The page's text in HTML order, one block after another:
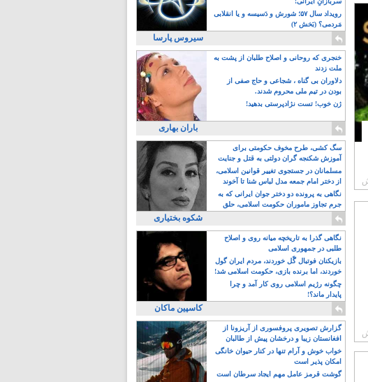
رویداد سال ۵۷؛ شورش و دَسیسه و یا انقلابی
مَردمی؟ (بَخش ۲)
سیروس پارسا
خنجری که روحانی و اصلاح طلبان از پشت به
ملت زدند
دلاوران بی گناه ، شجاعی و حاج صفی از
بودن در تیم ملی محروم شدند.
ژن خوب! تست نژادپرستی بدهید!
باران بهاری
سگ کشی، طرح مخوف حکومتی برای
آموزش شکنجه گران دولتی به قتل و جنایت
بیشتر
مسلمانان در جستجوی تغییر قوانین اسلامی،
از دختر امام جمعه مدل لباس شنا تا آخوند
مسلمان همجنسگرا!
نگاهی به پرونده دو دختر جوان ایرانی که به
جرم تجاوز ماموران حکومت اسلامی، حلق
آویز شدند!
شکوه بختیاری
نگاهی گذرا به تاریخچه میانه روی و اصلاح
طلبی در جمهوری اسلامی
بازیکنان فوتبال گًل خوردند، مردم ایران گول
خوردند، اما برنده بازی، حکومت اسلامی شد!
چگونه رژیم اسلامی روی کار آمد و چرا
پایدار ماند؟!
کاسپین ماکان
گزارش تصویری پروفسوری از آریزونا از
افغانستان زیبا و درخشان پیش از طالبان
خواب خوش و آرام تنها در کنار حیوان خانگی
امکان پذیر است
گوشت قرمز عامل مهم ایجاد سرطان است